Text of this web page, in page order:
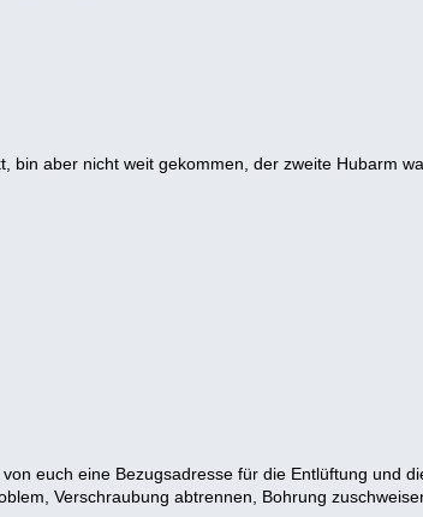
bin aber nicht weit gekommen, der zweite Hubarm
euch eine Bezugsadresse für die Entlüftung und
Verschraubung abtrennen, Bohrung